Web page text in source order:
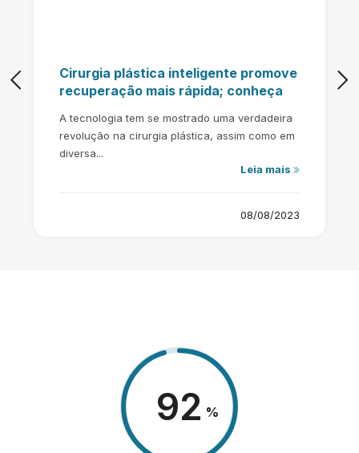
Cirurgia plástica inteligente promove
recuperação mais rápida; conheça
A tecnologia tem se mostrado uma verdadeira
revolução na cirurgia plástica, assim como em
diversa...
Leia mais
08/08/2023
98 %